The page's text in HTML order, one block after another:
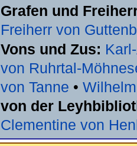
Grafen und
Freiherr von
Vons und Zus:
von Ruhrtal-
von Tanne •
von der
Clementine von